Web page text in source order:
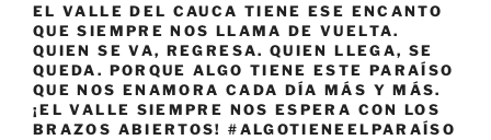
EL VALLE DEL CAUCA TIENE ESE ENCANTO
QUE SIEMPRE NOS LLAMA DE VUELTA.
QUIEN SE VA, REGRESA. QUIEN LLEGA, SE
QUEDA. PORQUE ALGO TIENE ESTE PARAÍSO
QUE NOS ENAMORA CADA DÍA MÁS Y MÁS.
¡EL VALLE SIEMPRE NOS ESPERA CON LOS
BRAZOS ABIERTOS! #ALGOTIENEELPARAÍSO